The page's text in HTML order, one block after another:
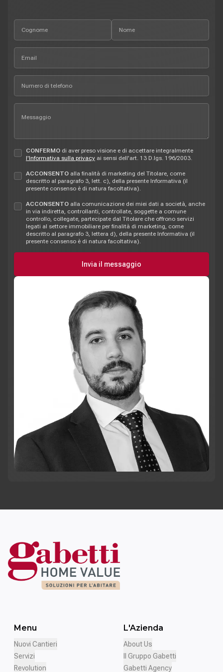
CONFERMO di aver preso visione e di accettare integralmente
l'Informativa sulla privacy ai sensi dell'art. 13 D.lgs. 196/2003.
ACCONSENTO alla finalità di marketing del Titolare, come
descritto al paragrafo 3, lett. c), della presente Informativa (il
presente consenso è di natura facoltativa).
ACCONSENTO alla comunicazione dei miei dati a società, anche
in via indiretta, controllanti, controllate, soggette a comune
controllo, collegate, partecipate dal Titolare che offrono servizi
legati al settore immobiliare per finalità di marketing, come
descritto al paragrafo 3, lettera d), della presente Informativa (il
presente consenso è di natura facoltativa).
Invia il messaggio
Menu
Nuovi Cantieri
Servizi
Revolution
L'Azienda
About Us
Il Gruppo Gabetti
Gabetti Agency